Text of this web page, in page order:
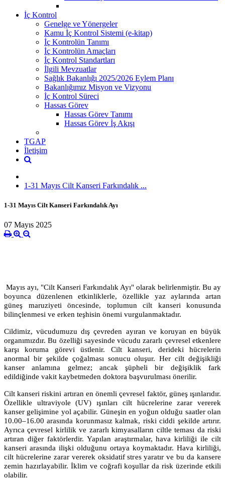
İç Kontrol
Genelge ve Yönergeler
Kamu İç Kontrol Sistemi (e-kitap)
İç Kontrolün Tanımı
İç Kontrolün Amaçları
İç Kontrol Standartları
İlgili Mevzuatlar
Sağlık Bakanlığı 2025/2026 Eylem Planı
Bakanlığımız Misyon ve Vizyonu
İç Kontrol Süreci
Hassas Görev
Hassas Görev Tanımı
Hassas Görev İş Akışı
TGAP
İletişim
1-31 Mayıs Cilt Kanseri Farkındalık ...
1-31 Mayıs Cilt Kanseri Farkındalık Ayı
07 Mayıs 2025
Mayıs ayı, "Cilt Kanseri Farkındalık Ayı" olarak belirlenmiştir. Bu ay
boyunca düzenlenen etkinliklerle, özellikle yaz aylarında artan
güneş maruziyeti öncesinde, toplumun cilt kanseri konusunda
bilinçlenmesi ve erken teşhisin önemi vurgulanmaktadır.
Cildimiz, vücudumuzu dış çevreden ayıran ve koruyan en büyük
organımızdır. Bu özelliği sayesinde vücudu zararlı çevresel etkenlere
karşı koruma görevi üstlenir. Cilt kanseri, derideki hücrelerin
anormal bir şekilde çoğalması sonucu oluşur. Her cilt değişikliği
kanser anlamına gelmez; ancak şüpheli bir değişiklik fark
edildiğinde vakit kaybetmeden doktora başvurulması önerilir.
Cilt kanseri riskini artıran en önemli çevresel faktör, güneş ışınlarıdır.
Özellikle ultraviyole (UV) ışınları cilt hücrelerine zarar vererek
kanser gelişimine yol açabilir. Güneşin en yoğun olduğu saatler olan
10.00–16.00 arasında korunmasız kalmak, riski ciddi şekilde artırır.
Ayrıca çevresel kirlilik ve zararlı kimyasalların ciltle teması da riski
artıran diğer faktörlerdir. Yapılan araştırmalar, hava kirliliği ile cilt
kanseri arasında ilişki olduğunu ortaya koymaktadır. Hava kirliliği,
cilt hücrelerine zarar vererek oksidatif stres yaratır ve bu da kansere
zemin hazırlayabilir. İklim ve coğrafi koşullar da risk üzerinde etkili
olabilir.